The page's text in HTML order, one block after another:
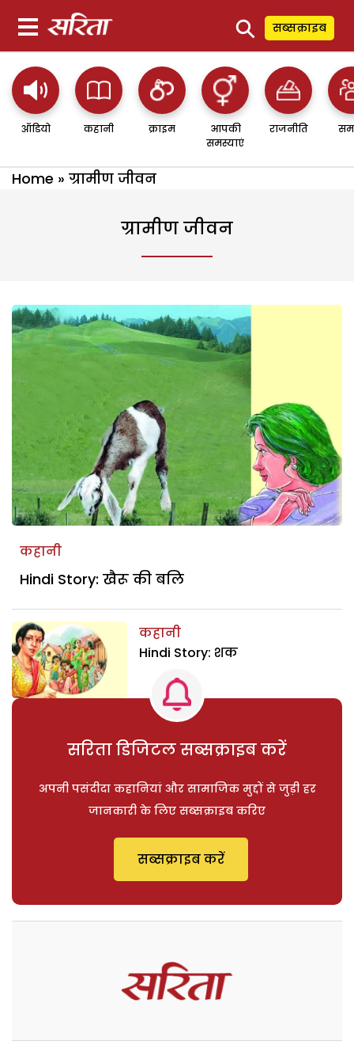
⚲ सब्सक्राइब
ऑडियो कहानी क्राइम
आपकी
समस्याएं
राजनीति
Home » ग्रामीण जीवन
ग्रामीण जीवन
कहानी
Hindi Story: खैरू की बलि
कहानी
Hindi Story: शक
सरिता डिजिटल सब्सक्राइब करें
अपनी पसंदीदा कहानियां और सामाजिक मुद्दों से जुड़ी हर
जानकारी के लिए सब्सक्राइब करिए
सब्सक्राइब करें